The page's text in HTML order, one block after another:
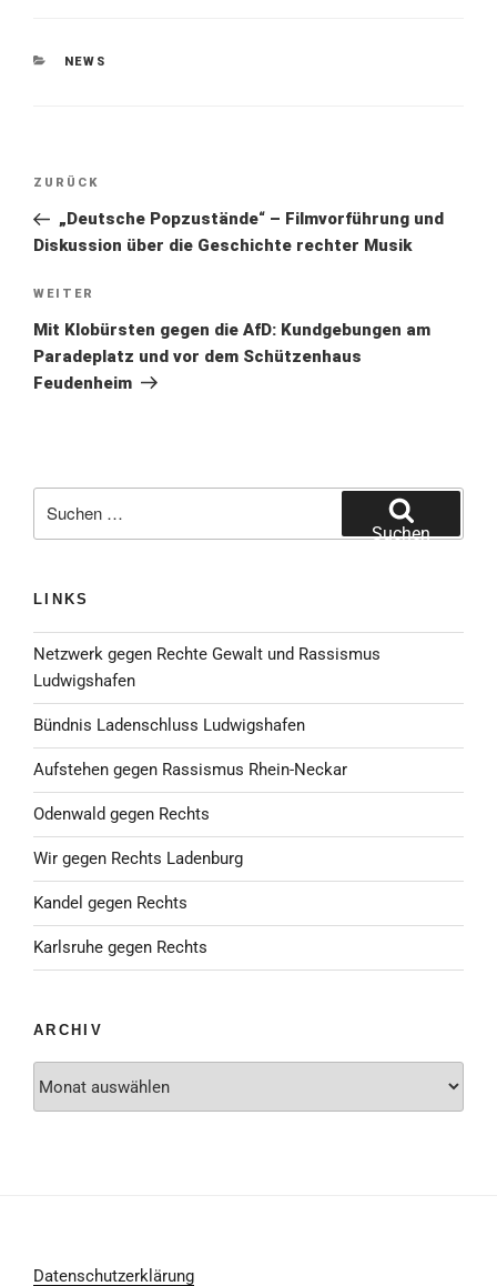
KATEGORIEN
NEWS
Beitragsnavigation
Vorheriger
Beitrag
ZURÜCK
„Deutsche Popzustände“ – Filmvorführung und
Diskussion über die Geschichte rechter Musik
Nächster
Beitrag
WEITER
Mit Klobürsten gegen die AfD: Kundgebungen am
Paradeplatz und vor dem Schützenhaus
Feudenheim
nach:
Suchen
LINKS
Netzwerk gegen Rechte Gewalt und Rassismus
Ludwigshafen
Bündnis Ladenschluss Ludwigshafen
Aufstehen gegen Rassismus Rhein-Neckar
Odenwald gegen Rechts
Wir gegen Rechts Ladenburg
Kandel gegen Rechts
Karlsruhe gegen Rechts
ARCHIV
Datenschutzerklärung